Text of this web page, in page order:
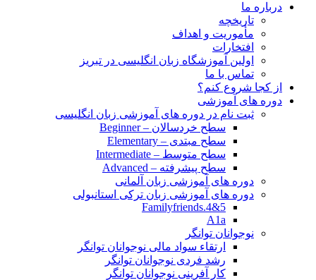
درباره ما
تاریخچه
مأموریت و اهداف
افتخارات
اولین آموزشگاه زبان انگلیسی در تبریز
تماس با ما
از کجا شروع کنم؟
دوره های آموزشی
ثبت نام در دوره های آموزشی زبان انگلیسی
سطح خردسالان – Beginner
سطح مبتدی – Elementary
سطح متوسط – Intermediate
سطح پیشرفته – Advanced
دوره های آموزشی زبان آلمانی
دوره های آموزشی زبان ترکی استانبولی
Familyfriends.4&5
A1a
نوجوانان توانگر
ارتقاء سواد مالی نوجوانان توانگر
رشد فردی نوجوانان توانگر
کار آفرینی نوجوانان توانگر